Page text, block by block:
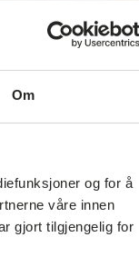
Om
og for å
våre innen
gjort tilgjengelig for